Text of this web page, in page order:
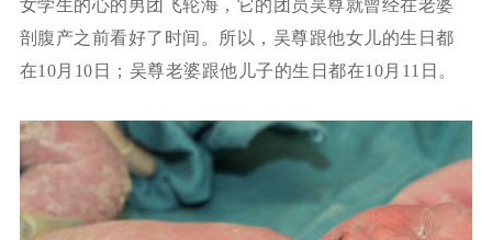
女学生的心的男团飞轮海，它的团员吴尊就曾经在老婆
剖腹产之前看好了时间。所以，吴尊跟他女儿的生日都
在10月10日；吴尊老婆跟他儿子的生日都在10月11日。